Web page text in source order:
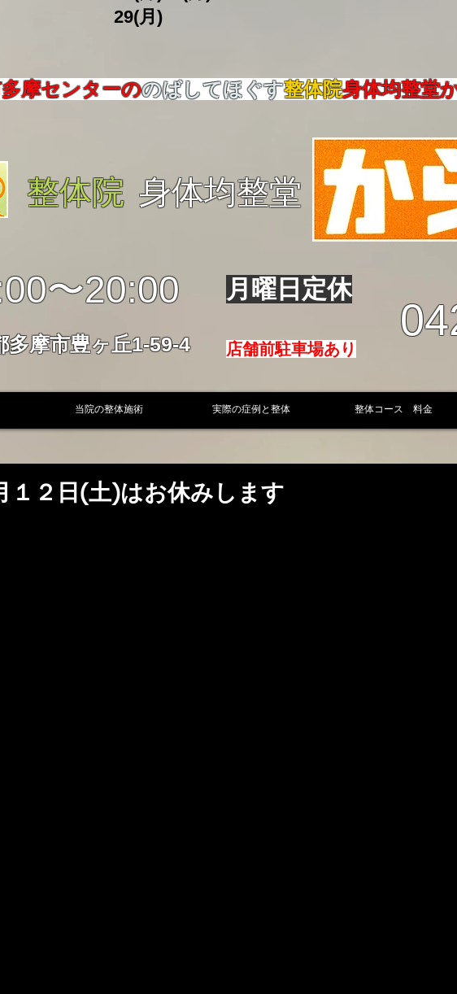
​ 29(月)
摩センターののばしてほぐす整体院身体均整堂
整体院 身体均整堂
〜20:00
多摩市豊ヶ丘1-59-4
月曜日定休
店舗前駐車場あり
当院の整体施術 実際の症例と整体 整体コース 料金
１２日(土)はお休みします